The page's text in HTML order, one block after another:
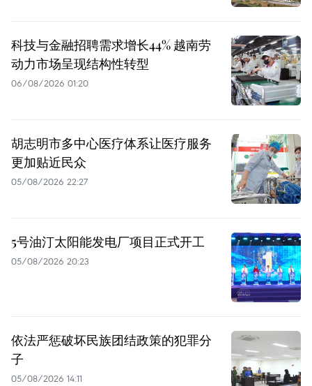
科技与金融招聘需求增长44% 越南劳
动力市场呈现结构性转型
06/08/2026 01:20
胡志明市多中心医疗体系让医疗服务
更加贴近民众
05/08/2026 22:27
5号油汀太阳能发电厂项目正式开工
05/08/2026 20:23
依法严惩破坏民族团结政策的犯罪分
子
05/08/2026 14:11